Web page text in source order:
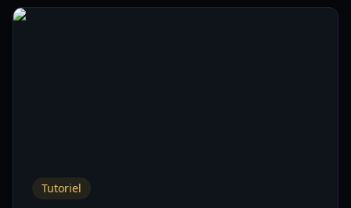
Tutoriel